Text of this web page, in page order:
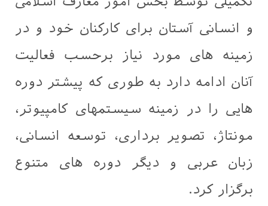
و انسانی آستان برای کارکنان خود و در
زمینه های مورد نیاز برحسب فعالیت
آنان ادامه دارد به طوری که پیشتر دوره
هایی را در زمینه سیستمهای کامپیوتر،
مونتاژ، تصویر برداری، توسعه انسانی،
زبان عربی و دیگر دوره های متنوع
برگزار کرد.